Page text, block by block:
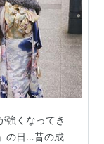
強くなってき
の日…昔の成